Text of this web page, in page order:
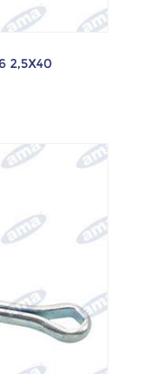
2,5X40